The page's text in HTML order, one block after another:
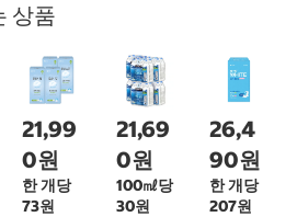
상품
21,99
0원
한 개당
73원
21,69
0원
100㎖당
30원
26,4
90원
한 개당
207원